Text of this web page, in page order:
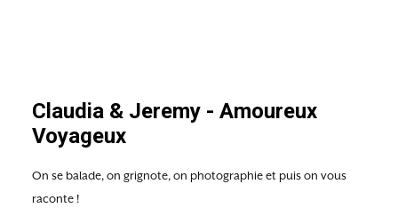
Claudia & Jeremy - Amoureux
Voyageux
On se balade, on grignote, on photographie et puis on vous
raconte !